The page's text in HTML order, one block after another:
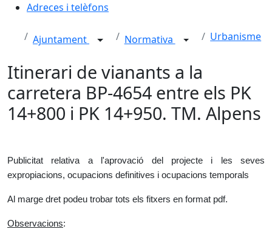
Adreces i telèfons
Ajuntament Normativa Urbanisme
Itinerari de vianants a la
carretera BP-4654 entre els PK
14+800 i PK 14+950. TM. Alpens
Publicitat relativa a l'aprovació del projecte i les seves
expropiacions, ocupacions definitives i ocupacions temporals
Al marge dret podeu trobar tots els fitxers en format pdf.
Observacions: